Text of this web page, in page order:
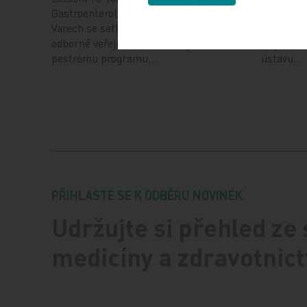
Gastroenterologických dnů v Karlových
Varech se setkal se značným zájmem
odborné veřejnosti, a to i díky velmi
pestrému programu,…
ústavu…
PŘIHLASTE SE K ODBĚRU NOVINEK.